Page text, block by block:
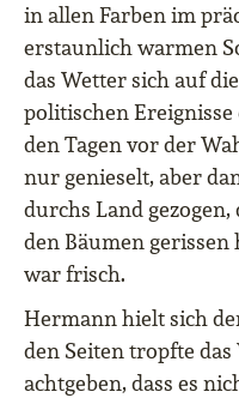
in allen Farben im
erstaunlich warmen
das Wetter sich auf
politischen
den Tagen vor der
nur genieselt, aber
durchs Land
den Bäumen gerissen
war frisch.
Hermann hielt sich
den Seiten tropfte
achtgeben, dass es